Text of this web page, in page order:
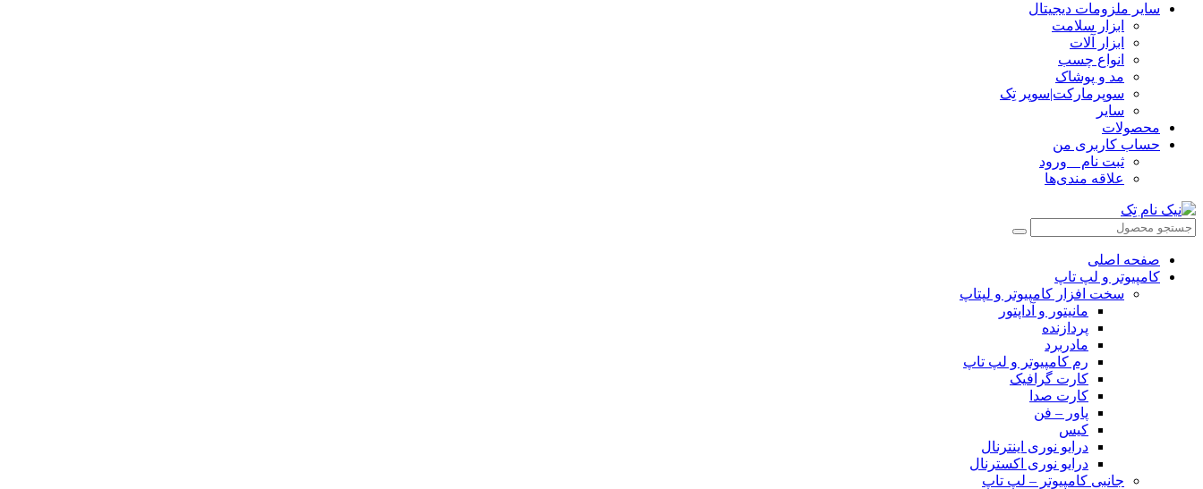
سایر ملزومات دیجیتال
ابزار سلامت
ابزار آلات
انواع چسب
مد و پوشاک
سوپرمارکت|سوپر تِک
سایر
محصولات
حساب کاربری من
ثبت نام _ ورود
علاقه مندی‌ها
صفحه اصلی
کامپیوتر و‌‌‌‌‌ لپ تاپ
سخت افزار کامپیوتر و لپتاپ
مانیتور و آداپتور
پردازنده
مادربرد
رم کامپیوتر و لپ تاپ
کارت گرافیک
کارت صدا
پاور – فن
کیس
درایو نوری اینترنال
درایو نوری اکسترنال
جانبی کامپیوتر – لپ تاپ